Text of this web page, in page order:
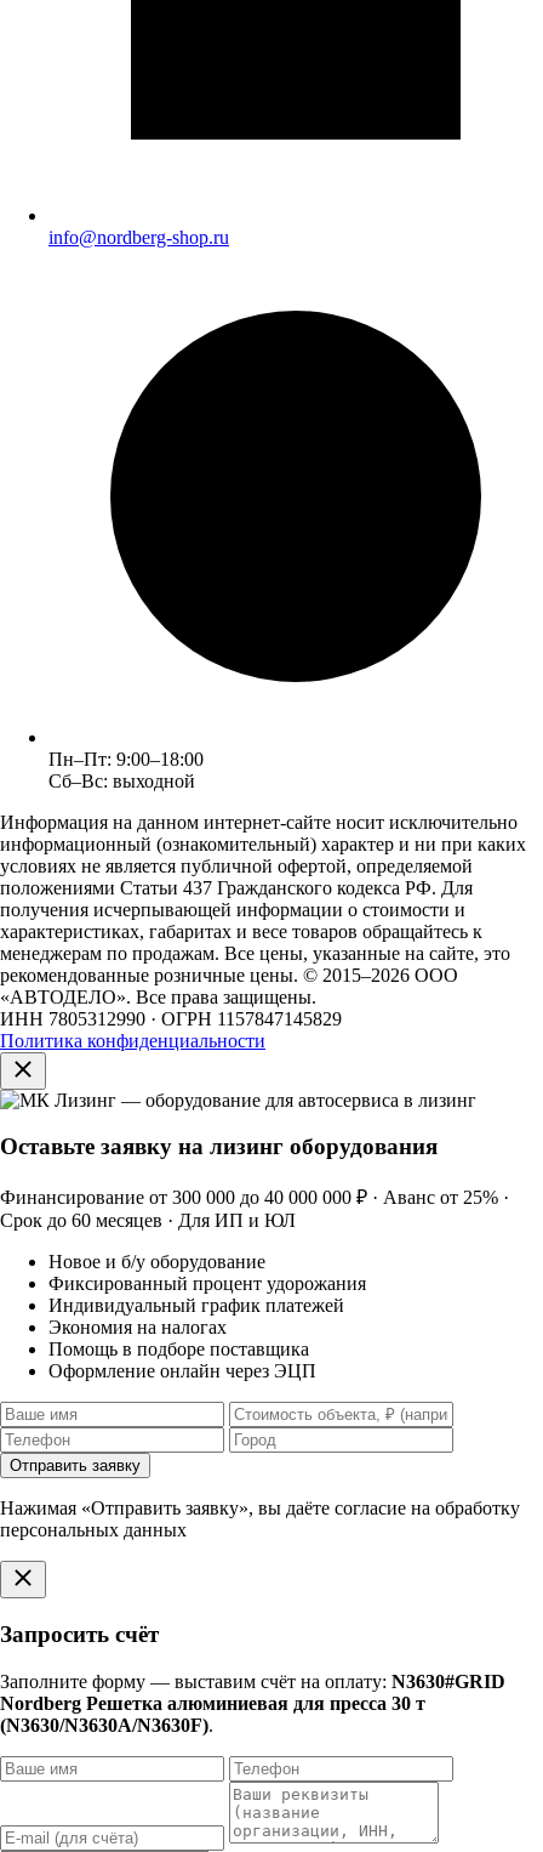
info@nordberg-shop.ru
Пн–Пт: 9:00–18:00
Сб–Вс: выходной
Информация на данном интернет-сайте носит исключительно
информационный (ознакомительный) характер и ни при каких
условиях не является публичной офертой, определяемой
положениями Статьи 437 Гражданского кодекса РФ. Для
получения исчерпывающей информации о стоимости и
характеристиках, габаритах и весе товаров обращайтесь к
менеджерам по продажам. Все цены, указанные на сайте, это
рекомендованные розничные цены. © 2015–2026 ООО
«АВТОДЕЛО». Все права защищены.
ИНН 7805312990 · ОГРН 1157847145829
Политика конфиденциальности
Оставьте заявку на лизинг оборудования
Финансирование от 300 000 до 40 000 000 ₽ · Аванс от 25% ·
Срок до 60 месяцев · Для ИП и ЮЛ
Новое и б/у оборудование
Фиксированный процент удорожания
Индивидуальный график платежей
Экономия на налогах
Помощь в подборе поставщика
Оформление онлайн через ЭЦП
Отправить заявку
Нажимая «Отправить заявку», вы даёте согласие на обработку
персональных данных
Запросить счёт
Заполните форму — выставим счёт на оплату: N3630#GRID
Nordberg Решетка алюминиевая для пресса 30 т
(N3630/N3630A/N3630F).